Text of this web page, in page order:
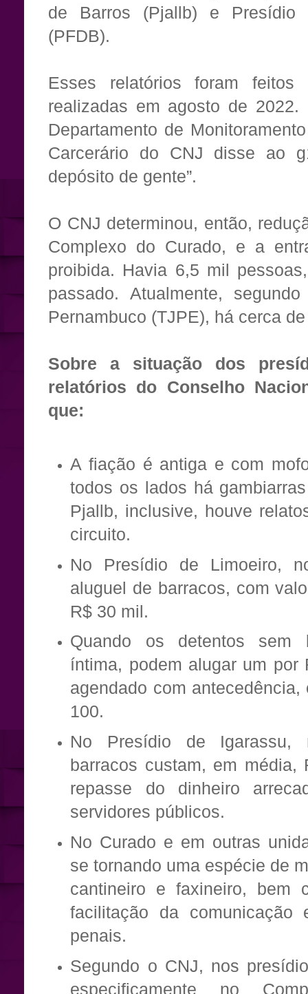
de Barros (Pjallb) e Presídio
(PFDB).
Esses relatórios foram
realizadas em agosto de
Departamento de
Carcerário do CNJ disse ao
depósito de gente”.
O CNJ determinou, então,
Complexo do Curado, e a
proibida. Havia 6,5 mil
passado. Atualmente,
Pernambuco (TJPE), há cerca
Sobre a situação dos
relatórios do Conselho
que:
A fiação é antiga e com
todos os lados há
Pjallb, inclusive, houve
circuito.
No Presídio de Limoeiro,
aluguel de barracos, com
R$ 30 mil.
Quando os detentos sem
íntima, podem alugar um por
agendado com
100.
No Presídio de Igarassu,
barracos custam, em
repasse do dinheiro
servidores públicos.
No Curado e em outras
se tornando uma espécie de
cantineiro e faxineiro, bem
facilitação da comunicação
penais.
Segundo o CNJ, nos
especificamente no